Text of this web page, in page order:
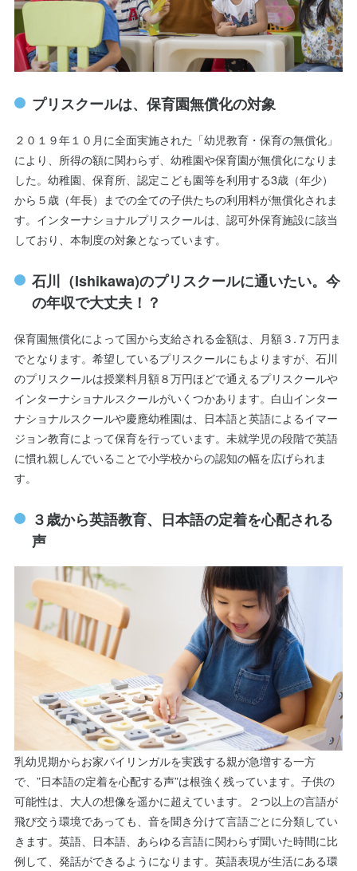
プリスクールは、保育園無償化の対象
２０１９年１０月に全面実施された「幼児教育・保育の無償化」
により、所得の額に関わらず、幼稚園や保育園が無償化になりま
した。幼稚園、保育所、認定こども園等を利用する3歳（年少）
から５歳（年長）までの全ての子供たちの利用料が無償化されま
す。インターナショナルプリスクールは、認可外保育施設に該当
しており、本制度の対象となっています。
石川（Ishikawa)のプリスクールに通いたい。今
の年収で大丈夫！？
保育園無償化によって国から支給される金額は、月額３.７万円ま
でとなります。希望しているプリスクールにもよりますが、石川
のプリスクールは授業料月額８万円ほどで通えるプリスクールや
インターナショナルスクールがいくつかあります。白山インター
ナショナルスクールや慶應幼稚園は、日本語と英語によるイマー
ジョン教育によって保育を行っています。未就学児の段階で英語
に慣れ親しんでいることで小学校からの認知の幅を広げられま
す。
３歳から英語教育、日本語の定着を心配される
声
乳幼児期からお家バイリンガルを実践する親が急増する一方
で、”日本語の定着を心配する声”は根強く残っています。子供の
可能性は、大人の想像を遥かに超えています。２つ以上の言語が
飛び交う環境であっても、音を聞き分けて言語ごとに分類してい
きます。英語、日本語、あらゆる言語に関わらず聞いた時間に比
例して、発話ができるようになります。英語表現が生活にある環